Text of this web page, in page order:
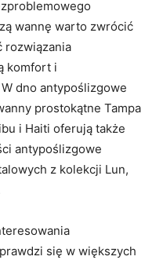
wannę warto zwrócić
rozwiązania
komfort i
dno antypoślizgowe
prostokątne Tampa
i Haiti oferują także
antypoślizgowe
z kolekcji Lun,
się w większych